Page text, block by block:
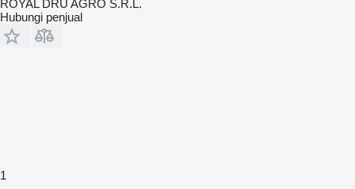
ROYAL DRU AGRO S.R.L.
Hubungi penjual
1